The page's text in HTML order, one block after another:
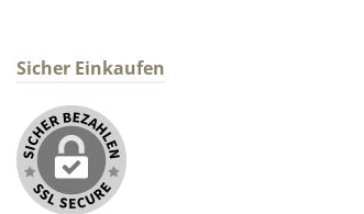
Sicher Einkaufen